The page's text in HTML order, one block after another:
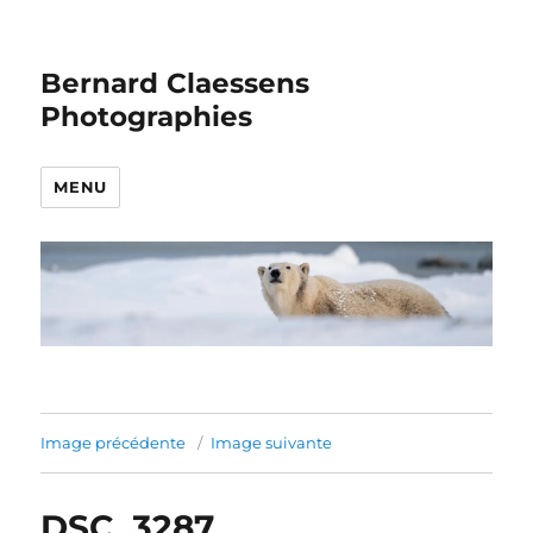
Bernard Claessens
Photographies
MENU
Image précédente Image suivante